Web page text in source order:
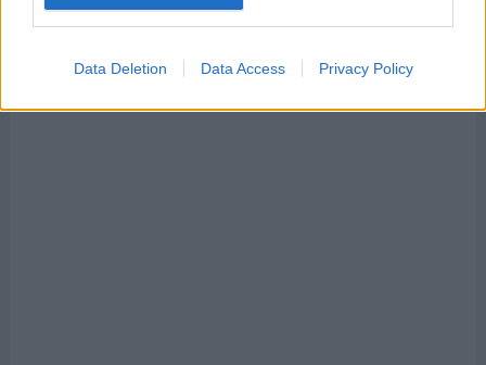
Data Deletion Data Access Privacy Policy